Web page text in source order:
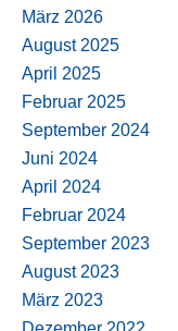
März 2026
August 2025
April 2025
Februar 2025
September 2024
Juni 2024
April 2024
Februar 2024
September 2023
August 2023
März 2023